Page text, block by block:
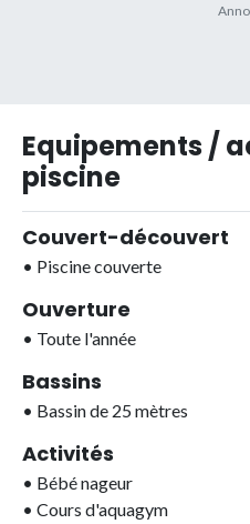
Equipements /
piscine
Couvert-découvert
• Piscine couverte
Ouverture
• Toute l'année
Bassins
• Bassin de 25 mètres
Activités
• Bébé nageur
• Cours d'aquagym